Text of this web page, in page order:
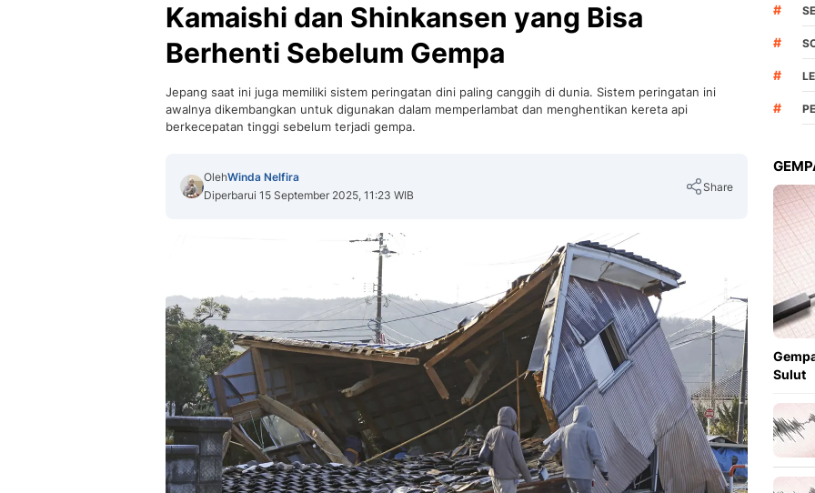
Kamaishi dan Shinkansen yang Bisa
Berhenti Sebelum Gempa
Jepang saat ini juga memiliki sistem peringatan dini paling canggih di dunia. Sistem peringatan ini
awalnya dikembangkan untuk digunakan dalam memperlambat dan menghentikan kereta api
berkecepatan tinggi sebelum terjadi gempa.
OlehWinda Nelfira
Diperbarui 15 September 2025, 11:23 WIB
Share
Copy Link
#
#
#
#
Sulut